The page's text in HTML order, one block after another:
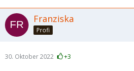
Franziska
Profi
30. Oktober 2022 +3